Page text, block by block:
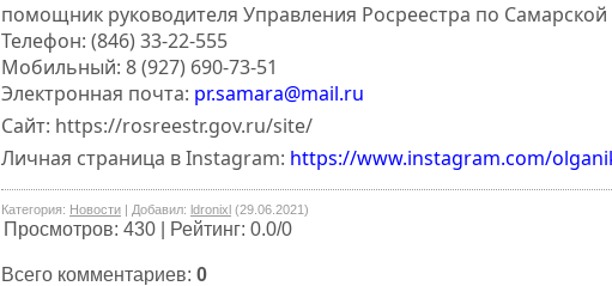
помощник руководителя Управления Росреестра по Самарской
Телефон: (846) 33-22-555
Мобильный: 8 (927) 690-73-51
Электронная почта: pr.samara@mail.ru
Сайт: https://rosreestr.gov.ru/site/
Личная страница в Instagram: https://www.instagram.com/
Категория: Новости | Добавил: ldronixl (29.06.2021)
Просмотров: 430 Рейтинг: 0.0/0
Всего комментариев: 0